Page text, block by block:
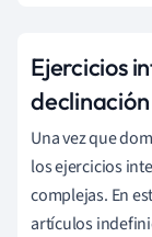
Ejercicios
Una vez que
los ejercicios
complejas. En
artículos